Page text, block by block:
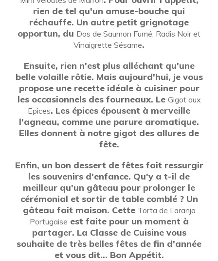
rien de tel qu'un amuse-bouche qui
réchauffe. Un autre petit grignotage
opportun, du Dos de Saumon Fumé, Radis Noir et
Vinaigrette Sésame.
Ensuite, rien n'est plus alléchant qu'une
belle volaille rôtie. Mais aujourd'hui, je vous
propose une recette idéale à cuisiner pour
les occasionnels des fourneaux. Le Gigot aux
Epices. Les épices épousent à merveille
l'agneau, comme une parure aromatique.
Elles donnent à notre gigot des allures de
fête.
Enfin, un bon dessert de fêtes fait ressurgir
les souvenirs d'enfance. Qu'y a t-il de
meilleur qu'un gâteau pour prolonger le
cérémonial et sortir de table comblé ? Un
gâteau fait maison. Cette Torta de Laranja
Portugaise est faite pour un moment à
partager. La Classe de Cuisine vous
souhaite de très belles fêtes de fin d'année
et vous dit... Bon Appétit.